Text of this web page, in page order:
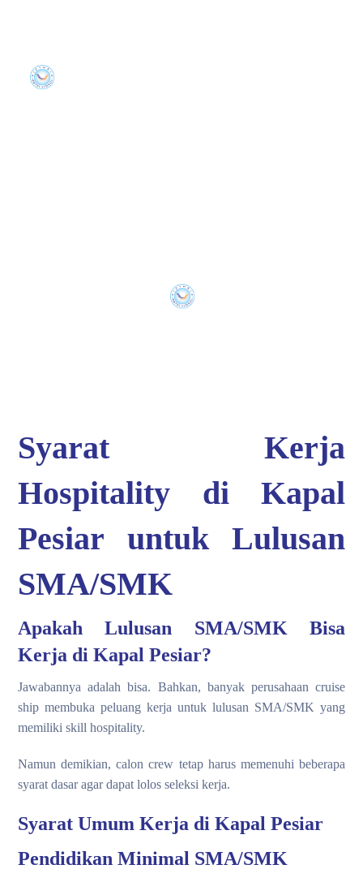
Syarat Kerja
Hospitality di Kapal
Pesiar untuk Lulusan
SMA/SMK
Apakah Lulusan SMA/SMK Bisa
Kerja di Kapal Pesiar?
Jawabannya adalah bisa. Bahkan, banyak perusahaan cruise
ship membuka peluang kerja untuk lulusan SMA/SMK yang
memiliki skill hospitality.
Namun demikian, calon crew tetap harus memenuhi beberapa
syarat dasar agar dapat lolos seleksi kerja.
Syarat Umum Kerja di Kapal Pesiar
Pendidikan Minimal SMA/SMK